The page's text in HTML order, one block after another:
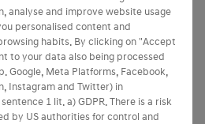
analyse and improve website usage
personalised content and
habits. By clicking on "Accept
to your data also being processed
Google, Meta Platforms, Facebook,
Instagram and Twitter) in
1 lit. a) GDPR. There is a risk
by US authorities for control and